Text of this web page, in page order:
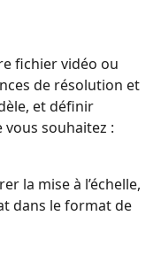
fichier vidéo ou
de résolution et
et définir
souhaitez :
la mise à l’échelle,
dans le format de